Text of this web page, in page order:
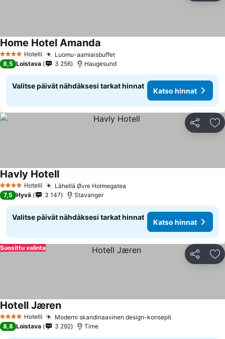
4 Tähtiluokitus
Hotelli Luomu-aamiaisbuffetKatso hinnat
Home Hotel Amanda
8,5 Loistava 3 256 Haugesund
Valitse päivät nähdäksesi tarkat hinnat
Katso hinnat
Jaa
4 Tähtiluokitus
Hotelli Lähellä Øvre Holmegatea
Havly HotellKatso hinnat
7,5 Hyvä 3 147 Stavanger
Valitse päivät nähdäksesi tarkat hinnat
Katso hinnat
Jaa
Suosittu valinta
4 Tähtiluokitus
Hotelli Moderni skandinaavinen design-konsepti
Hotell JærenKatso hinnat
8,8 Loistava 3 292 Time